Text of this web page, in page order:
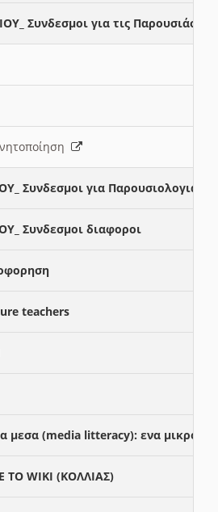
Συνδεσμοι για τις Παρουσιάσεις
Συνδεσμοι για Παρουσιολογια
Συνδεσμοι διαφοροι
teachers
μεσα (media litteracy): ενα μικρο
WIKI (ΚΟΛΛΙΑΣ)